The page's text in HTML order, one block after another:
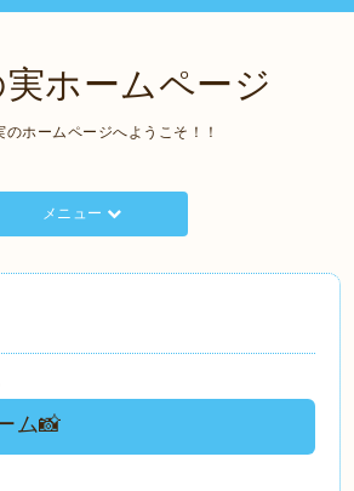
実ホームページ
のホームページへようこそ！！
メニュー
ム📸